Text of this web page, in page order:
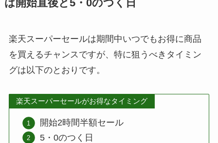
は開始直後と5・0のつく日
楽天スーパーセールは期間中いつでもお得に商品
を買えるチャンスですが、特に狙うべきタイミン
グは以下のとおりです。
楽天スーパーセールがお得なタイミング
開始2時間半額セール
5・0のつく日